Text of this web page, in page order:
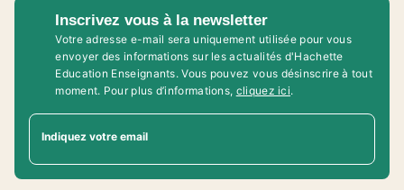
Inscrivez vous à la newsletter
Votre adresse e-mail sera uniquement utilisée pour vous
envoyer des informations sur les actualités d'Hachette
Education Enseignants. Vous pouvez vous désinscrire à tout
moment. Pour plus d’informations, cliquez ici.
Indiquez votre email